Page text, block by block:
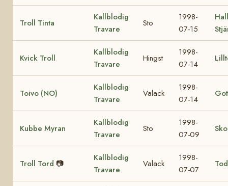
Troll Tinta
Kallblodig
Travare
Sto
1998-
07-15
Kvick Troll
Kallblodig
Travare
Hingst
1998-
07-14
Toivo (NO)
Kallblodig
Travare
Valack
1998-
07-14
Kubbe Myran
Kallblodig
Travare
Sto
1998-
07-09
Troll Tord 📷
Kallblodig
Travare
Valack
1998-
07-07